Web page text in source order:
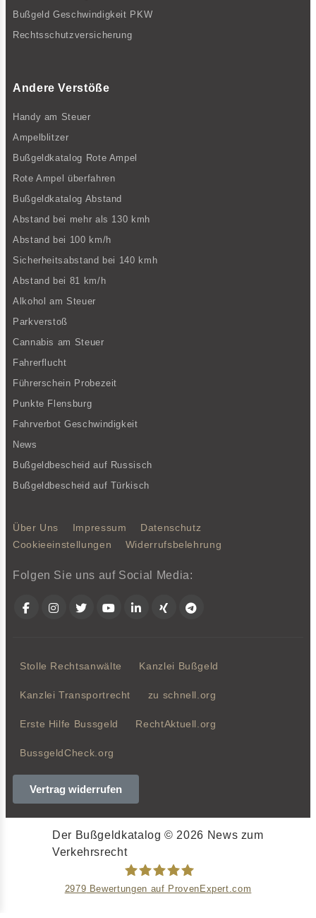
Bußgeld Geschwindigkeit PKW
Rechtsschutzversicherung
Andere Verstöße
Handy am Steuer
Ampelblitzer
Bußgeldkatalog Rote Ampel
Rote Ampel überfahren
Bußgeldkatalog Abstand
Abstand bei mehr als 130 kmh
Abstand bei 100 km/h
Sicherheitsabstand bei 140 kmh
Abstand bei 81 km/h
Alkohol am Steuer
Parkverstoß
Cannabis am Steuer
Fahrerflucht
Führerschein Probezeit
Punkte Flensburg
Fahrverbot Geschwindigkeit
News
Bußgeldbescheid auf Russisch
Bußgeldbescheid auf Türkisch
Über Uns Impressum
Datenschutz
Cookieeinstellungen
Widerrufsbelehrung
Folgen Sie uns auf Social Media:
Stolle Rechtsanwälte Kanzlei Bußgeld
Kanzlei Transportrecht zu schnell.org
Erste Hilfe Bussgeld RechtAktuell.org
BussgeldCheck.org
Vertrag widerrufen
Der Bußgeldkatalog © 2026 News zum
Verkehrsrecht
2979 Bewertungen auf ProvenExpert.com